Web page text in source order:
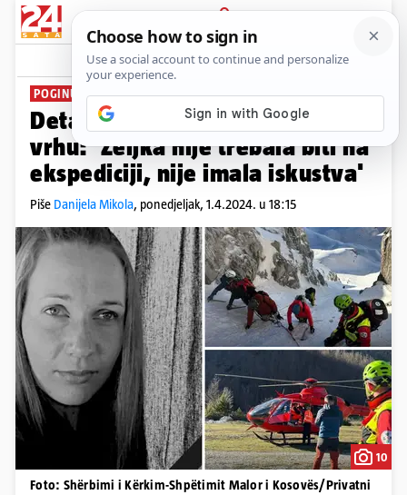
PRIJAVA
News Komentari
POGINULA PLANINARKA IZ OSIJEKA
Detalji tragedije na Jezerskom
vrhu: 'Željka nije trebala biti na
ekspediciji, nije imala iskustva'
Piše Danijela Mikola, ponedjeljak, 1.4.2024. u 18:15
10
Foto: Shërbimi i Kërkim-Shpëtimit Malor i Kosovës/Privatni